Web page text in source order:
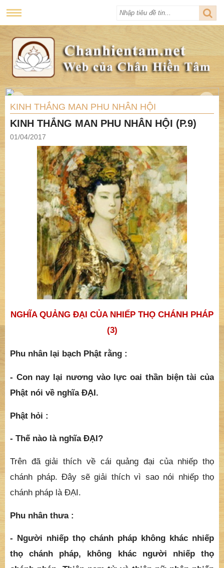
KINH THẮNG MAN PHU NHÂN HỘI
KINH THẮNG MAN PHU NHÂN HỘI (P.9)
01/04/2017
NGHĨA QUẢNG ĐẠI CỦA NHIẾP THỌ CHÁNH PHÁP
Phu nhân lại bạch Phật rằng :
- Con nay lại nương vào lực oai thần biện tài của
Phật nói về nghĩa ĐẠI.
Phật hỏi :
- Thế nào là nghĩa ĐẠI?
Trên đã giải thích về cái quảng đại của nhiếp thọ
chánh pháp. Đây sẽ giải thích vì sao nói nhiếp thọ